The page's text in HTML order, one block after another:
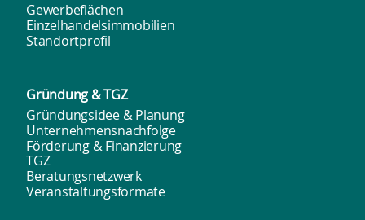
Gewerbeflächen
Einzelhandelsimmobilien
Standortprofil
Gründung & TGZ
Gründungsidee & Planung
Unternehmensnachfolge
Förderung & Finanzierung
TGZ
Beratungsnetzwerk
Veranstaltungsformate